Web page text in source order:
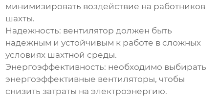
минимизировать воздействие на работников
шахты.
Надежность: вентилятор должен быть
надежным и устойчивым к работе в сложных
условиях шахтной среды.
Энергоэффективность: необходимо выбирать
энергоэффективные вентиляторы, чтобы
снизить затраты на электроэнергию.